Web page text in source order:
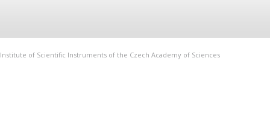
Institute of Scientific Instruments of the Czech Academy of Sciences